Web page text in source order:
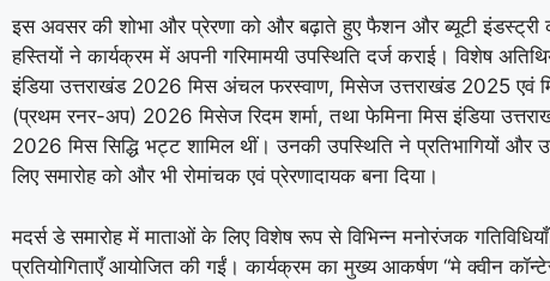
इस अवसर की शोभा और प्रेरणा को और बढ़ाते हुए फैशन और ब्यूटी इंडस्ट्री
हस्तियों ने कार्यक्रम में अपनी गरिमामयी उपस्थिति दर्ज कराई। विशेष
इंडिया उत्तराखंड 2026 मिस अंचल फरस्वाण, मिसेज उत्तराखंड 2025 एवं
(प्रथम रनर-अप) 2026 मिसेज रिदम शर्मा, तथा फेमिना मिस इंडिया
2026 मिस सिद्धि भट्ट शामिल थीं। उनकी उपस्थिति ने प्रतिभागियों और
लिए समारोह को और भी रोमांचक एवं प्रेरणादायक बना दिया।
मदर्स डे समारोह में माताओं के लिए विशेष रूप से विभिन्न मनोरंजक
प्रतियोगिताएँ आयोजित की गईं। कार्यक्रम का मुख्य आकर्षण “मे क्वीन